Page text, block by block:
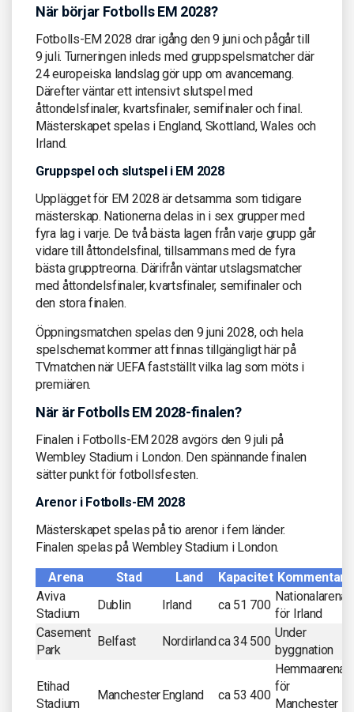
När börjar Fotbolls EM 2028?
Fotbolls-EM 2028 drar igång den 9 juni och pågår till
9 juli. Turneringen inleds med gruppspelsmatcher där
24 europeiska landslag gör upp om avancemang.
Därefter väntar ett intensivt slutspel med
åttondelsfinaler, kvartsfinaler, semifinaler och final.
Mästerskapet spelas i England, Skottland, Wales och
Irland.
Gruppspel och slutspel i EM 2028
Upplägget för EM 2028 är detsamma som tidigare
mästerskap. Nationerna delas in i sex grupper med
fyra lag i varje. De två bästa lagen från varje grupp går
vidare till åttondelsfinal, tillsammans med de fyra
bästa grupptreorna. Därifrån väntar utslagsmatcher
med åttondelsfinaler, kvartsfinaler, semifinaler och
den stora finalen.
Öppningsmatchen spelas den 9 juni 2028, och hela
spelschemat kommer att finnas tillgängligt här på
TVmatchen när UEFA fastställt vilka lag som möts i
premiären.
När är Fotbolls EM 2028-finalen?
Finalen i Fotbolls-EM 2028 avgörs den 9 juli på
Wembley Stadium i London. Den spännande finalen
sätter punkt för fotbollsfesten.
Arenor i Fotbolls-EM 2028
Mästerskapet spelas på tio arenor i fem länder.
Finalen spelas på Wembley Stadium i London.
Arena
Stad Land Kapacitet Kommentar
Aviva
Stadium
Dublin Irland ca 51 700
Nationalarena
för Irland
Casement
Park
Belfast Nordirlandca 34 500
Under
byggnation
Etihad
Stadium
ManchesterEngland ca 53 400
Hemmaarena
för
Manchester